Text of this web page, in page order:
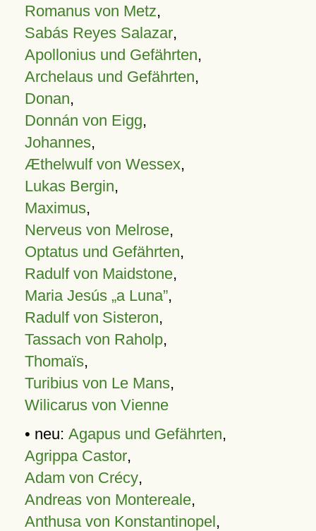
Romanus von Metz,
Sabás Reyes Salazar,
Apollonius und Gefährten,
Archelaus und Gefährten,
Donan,
Donnán von Eigg,
Johannes,
Æthelwulf von Wessex,
Lukas Bergin,
Maximus,
Nerveus von Melrose,
Optatus und Gefährten,
Radulf von Maidstone,
Maria Jesús „a Luna”,
Radulf von Sisteron,
Tassach von Raholp,
Thomaïs,
Turibius von Le Mans,
Wilicarus von Vienne
• neu: Agapus und Gefährten,
Agrippa Castor,
Adam von Crécy,
Andreas von Montereale,
Anthusa von Konstantinopel,